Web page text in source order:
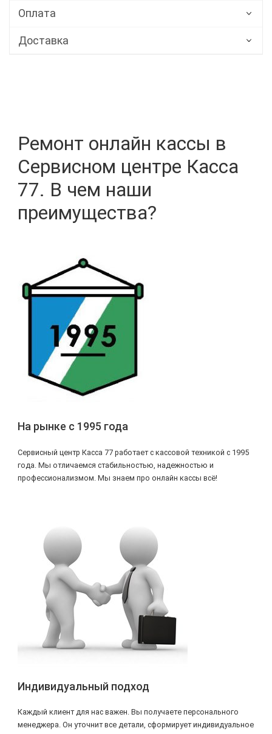
Оплата
Доставка
Ремонт онлайн кассы в
Сервисном центре Касса
77. В чем наши
преимущества?
На рынке с 1995 года
Сервисный центр Касса 77 работает с кассовой техникой с 1995
года. Мы отличаемся стабильностью, надежностью и
профессионализмом. Мы знаем про онлайн кассы всё!
Индивидуальный подход
Каждый клиент для нас важен. Вы получаете персонального
менеджера. Он уточнит все детали, сформирует индивидуальное